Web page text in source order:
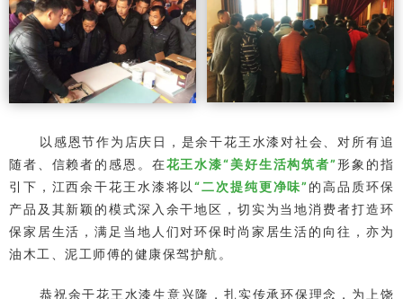
以感恩节作为店庆日，是余干花王水漆对社会、对所有追
随者、信赖者的感恩。 在花王水漆“美好生活构筑者”形象的指
引下，江西余干花王水漆将以“二次提纯更净味” 的高品质环保
产品及其新颖的模式深入余干地区，切实为当地消费者打造环
保家居生活，满足当地人们对环保时尚家居生活的向往，亦为
油木工、泥工师傅的健康保驾护航。
恭祝余干花王水漆生意兴隆，扎实传承环保理念，为上饶